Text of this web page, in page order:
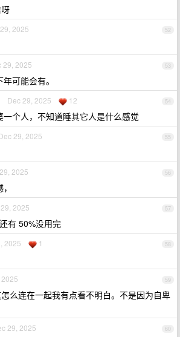
52
2025
53
29, 2025
可能会有。
54
Dec 29, 2025 12
个人，不知道睡其它人是什么感觉
55
29, 2025
56
2025
57
2025
有 50%没用完
58
2025 1
59
么连在一起我有点看不明白。不是因为自卑
60
29, 2025